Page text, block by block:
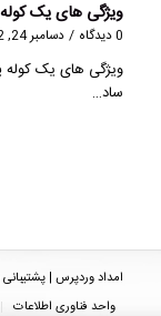
ویژگی های یک
0 دیدگاه / دسامبر 24, 2022
ویژگی های یک کوله
ساد…
امداد وردپرس |
واحد فناوری اطلاعات